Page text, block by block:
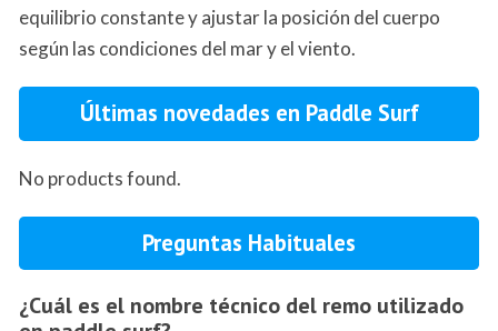
equilibrio constante y ajustar la posición del cuerpo
según las condiciones del mar y el viento.
Últimas novedades en Paddle Surf
No products found.
Preguntas Habituales
¿Cuál es el nombre técnico del remo utilizado